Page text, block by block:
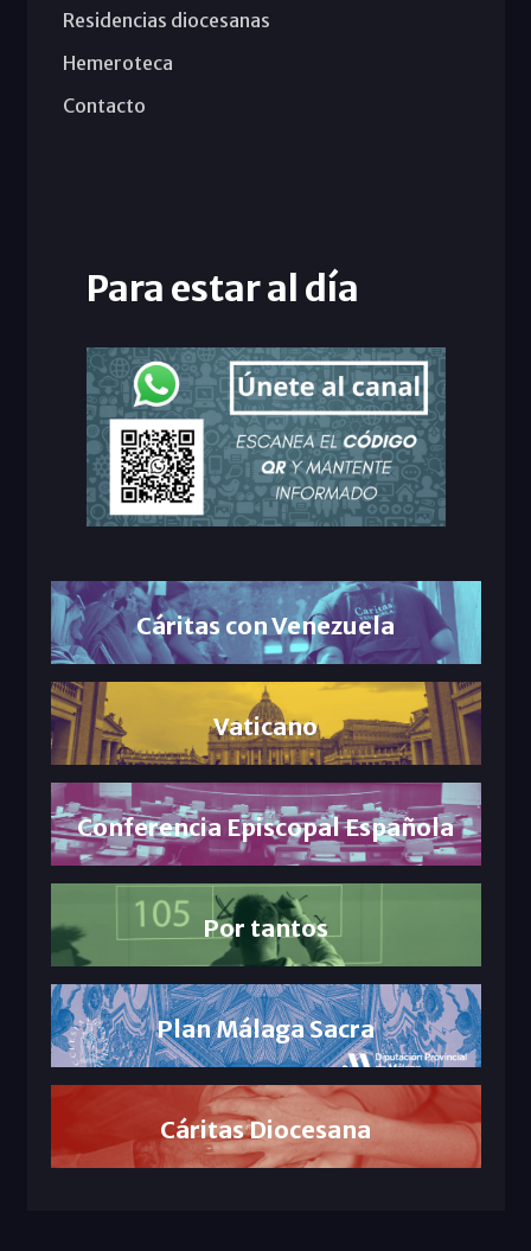
Residencias diocesanas
Hemeroteca
Contacto
Para estar al día
Cáritas con Venezuela
Vaticano
Conferencia Episcopal Española
Por tantos
Plan Málaga Sacra
Cáritas Diocesana